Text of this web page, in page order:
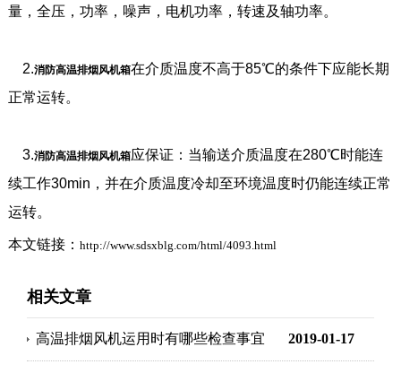
量，全压，功率，噪声，电机功率，转速及轴功率。
2.消防高温排烟风机箱在介质温度不高于85℃的条件下应能长期
正常运转。
3.消防高温排烟风机箱应保证：当输送介质温度在280℃时能连
续工作30min，并在介质温度冷却至环境温度时仍能连续正常
运转。
本文链接： http://www.sdsxblg.com/html/4093.html
相关文章
2019-01-17
高温排烟风机运用时有哪些检查事宜